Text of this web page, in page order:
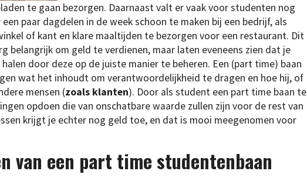
te gaan bezorgen. Daarnaast valt er vaak voor studenten nog
paar dagdelen in de week schoon te maken bij een bedrijf, als
of kant en klare maaltijden te bezorgen voor een restaurant. Dit
belangrijk om geld te verdienen, maar laten eveneens zien dat je
door deze op de juiste manier te beheren. Een (part time) baan
wat het inhoudt om verantwoordelijkheid te dragen en hoe hij, of
mensen (zoals klanten). Door als student een part time baan te
opdoen die van onschatbare waarde zullen zijn voor de rest van
krijgt je echter nog geld toe, en dat is mooi meegenomen voor
van een part time studentenbaan